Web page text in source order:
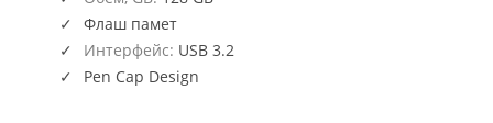
Флаш памет
Интерфейс: USB 3.2
Pen Cap Design